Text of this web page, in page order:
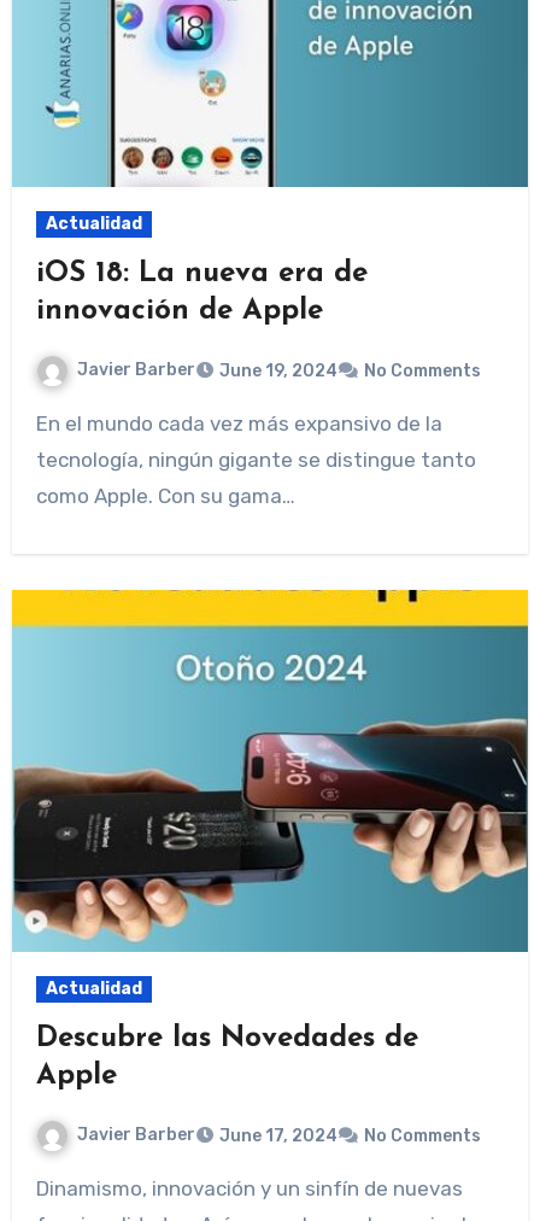
Actualidad
iOS 18: La nueva era de
innovación de Apple
Javier Barber June 19, 2024 No Comments
En el mundo cada vez más expansivo de la
tecnología, ningún gigante se distingue tanto
como Apple. Con su gama…
Actualidad
Descubre las Novedades de
Apple
Javier Barber June 17, 2024 No Comments
Dinamismo, innovación y un sinfín de nuevas